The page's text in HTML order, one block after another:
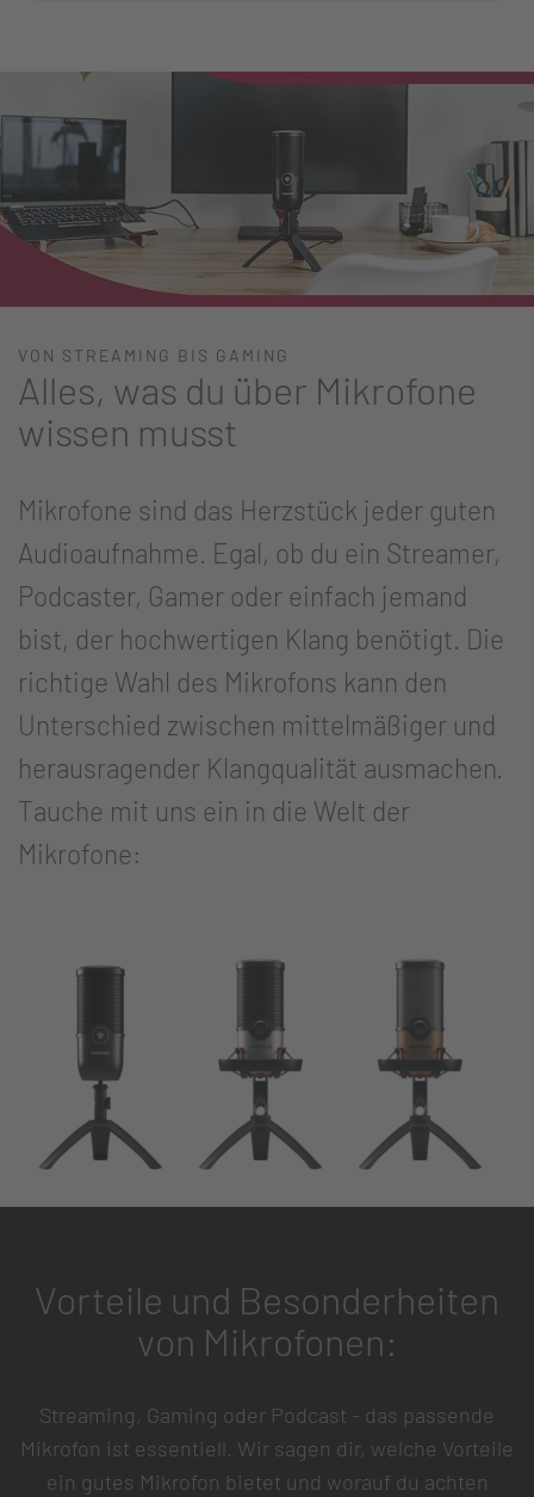
VON STREAMING BIS GAMING
Alles, was du über Mikrofone
wissen musst
Mikrofone sind das Herzstück jeder guten
Audioaufnahme. Egal, ob du ein Streamer,
Podcaster, Gamer oder einfach jemand
bist, der hochwertigen Klang benötigt. Die
richtige Wahl des Mikrofons kann den
Unterschied zwischen mittelmäßiger und
herausragender Klangqualität ausmachen.
Tauche mit uns ein in die Welt der
Mikrofone:
Vorteile und Besonderheiten
von Mikrofonen:
Streaming, Gaming oder Podcast - das passende
Mikrofon ist essentiell. Wir sagen dir, welche Vorteile
ein gutes Mikrofon bietet und worauf du achten